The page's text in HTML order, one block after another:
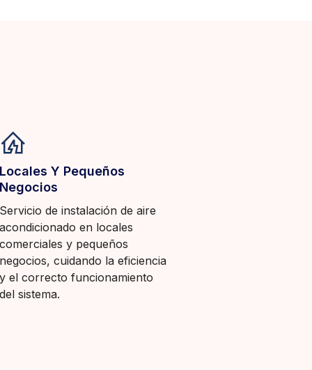
Locales Y Pequeños
Negocios
Servicio de instalación de aire
acondicionado en locales
comerciales y pequeños
negocios, cuidando la eficiencia
y el correcto funcionamiento
del sistema.